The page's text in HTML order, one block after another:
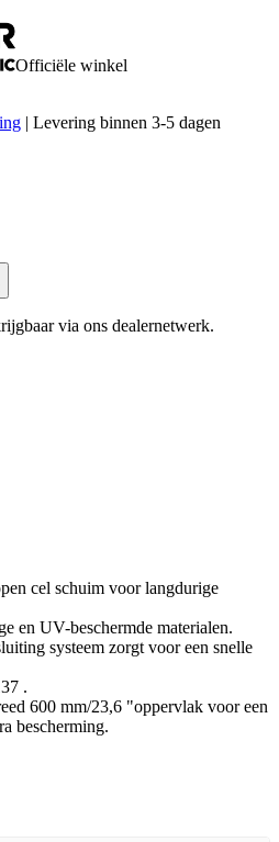
Officiële winkel
| Levering binnen 3-5 dagen
via ons dealernetwerk.
cel schuim voor langdurige
en UV-beschermde materialen.
systeem zorgt voor een snelle
.
600 mm/23,6 "oppervlak voor een
bescherming.